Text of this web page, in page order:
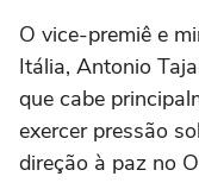
O vice-premiê e
Itália, Antonio
que cabe
exercer pressão
direção à paz no